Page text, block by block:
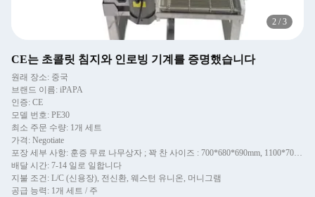
2 / 3
CE는 초콜릿 침지와 인로빙 기계를 증명했습니다
원래 장소: 중국
브랜드 이름: iPAPA
인증: CE
모델 번호: PE30
최소 주문 수량: 1개 세트
가격: Negotiate
포장 세부 사항: 훈증 무료 나무상자 ; 꽉 찬 사이즈 : 700*680*690mm, 1100*700*660mm, 3350*860*1180mm
배달 시간: 7-14 일로 일합니다
지불 조건: L/C (신용장), 전신환, 웨스턴 유니온, 머니그램
공급 능력: 1개 세트 / 주